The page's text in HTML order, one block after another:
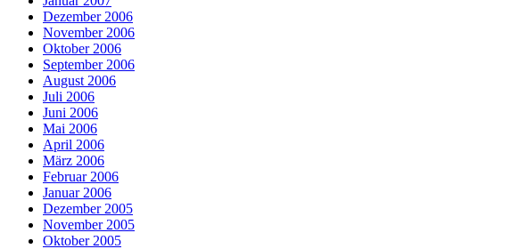
Dezember 2006
November 2006
Oktober 2006
September 2006
August 2006
Juli 2006
Juni 2006
Mai 2006
April 2006
März 2006
Februar 2006
Januar 2006
Dezember 2005
November 2005
Oktober 2005